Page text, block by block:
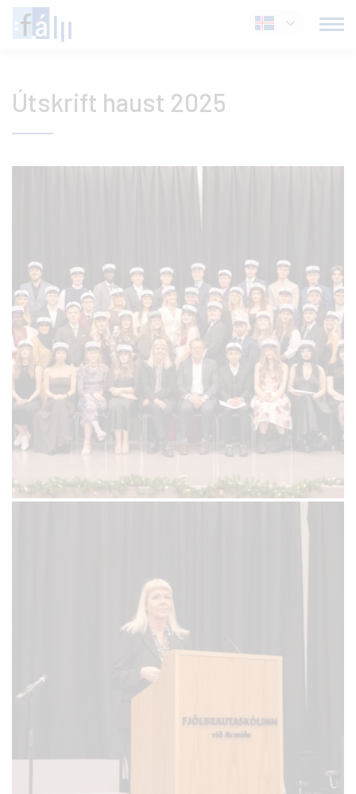
Fara
í
Íslenska
Útskrift haust 2025